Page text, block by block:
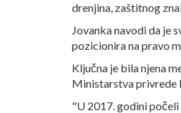
drenjina, zaštitnog
Jovanka navodi da je
pozicionira na pravo
Ključna je bila njena
Ministarstva privrede
"U 2017. godini